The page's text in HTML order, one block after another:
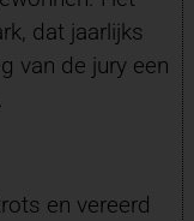
dat jaarlijks
van de jury een
en vereerd